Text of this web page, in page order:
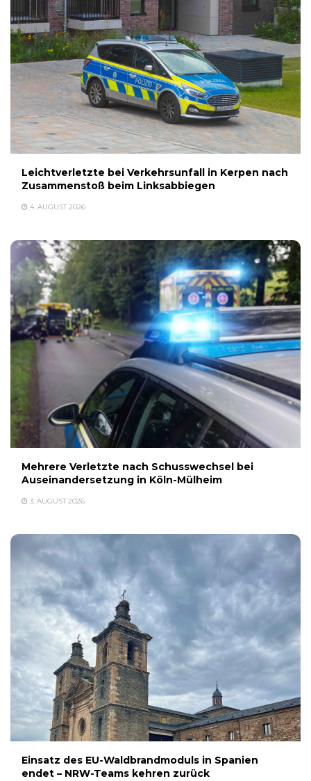
Leichtverletzte bei Verkehrsunfall in Kerpen nach
Zusammenstoß beim Linksabbiegen
4. AUGUST 2026
Mehrere Verletzte nach Schusswechsel bei
Auseinandersetzung in Köln-Mülheim
3. AUGUST 2026
Einsatz des EU-Waldbrandmoduls in Spanien
endet – NRW-Teams kehren zurück